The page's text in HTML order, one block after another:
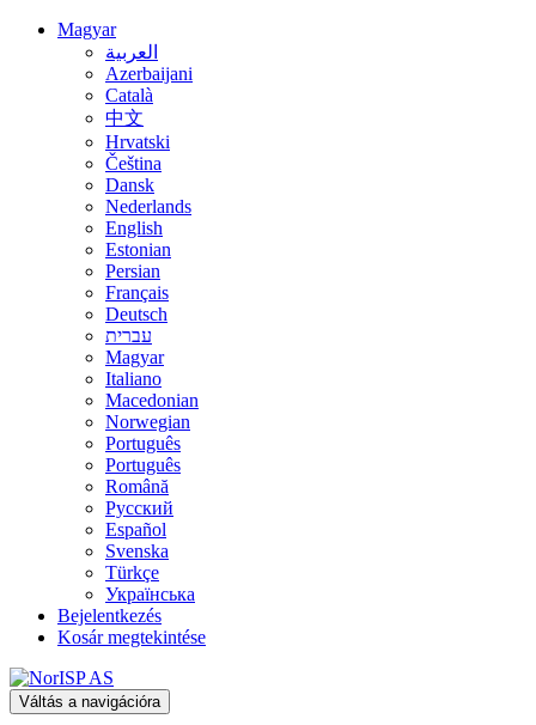
Magyar
العربية
Azerbaijani
Català
中文
Hrvatski
Čeština
Dansk
Nederlands
English
Estonian
Persian
Français
Deutsch
עברית
Magyar
Italiano
Macedonian
Norwegian
Português
Português
Română
Русский
Español
Svenska
Türkçe
Українська
Bejelentkezés
Kosár megtekintése
Váltás a navigációra